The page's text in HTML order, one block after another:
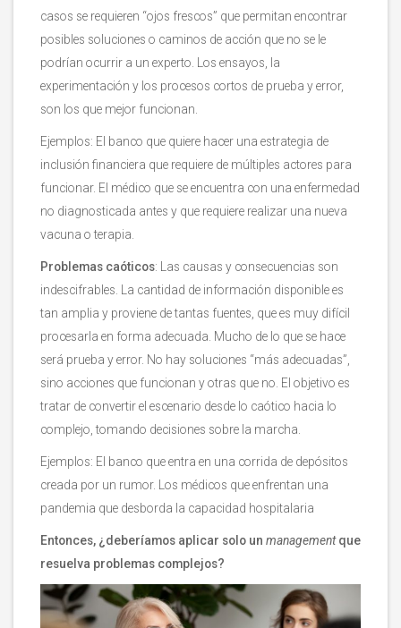
casos se requieren “ojos frescos” que permitan encontrar
posibles soluciones o caminos de acción que no se le
podrían ocurrir a un experto. Los ensayos, la
experimentación y los procesos cortos de prueba y error,
son los que mejor funcionan.
Ejemplos: El banco que quiere hacer una estrategia de
inclusión financiera que requiere de múltiples actores para
funcionar. El médico que se encuentra con una enfermedad
no diagnosticada antes y que requiere realizar una nueva
vacuna o terapia.
Problemas caóticos: Las causas y consecuencias son
indescifrables. La cantidad de información disponible es
tan amplia y proviene de tantas fuentes, que es muy difícil
procesarla en forma adecuada. Mucho de lo que se hace
será prueba y error. No hay soluciones “más adecuadas”,
sino acciones que funcionan y otras que no. El objetivo es
tratar de convertir el escenario desde lo caótico hacia lo
complejo, tomando decisiones sobre la marcha.
Ejemplos: El banco que entra en una corrida de depósitos
creada por un rumor. Los médicos que enfrentan una
pandemia que desborda la capacidad hospitalaria
Entonces, ¿deberíamos aplicar solo un managementque
resuelva problemas complejos?